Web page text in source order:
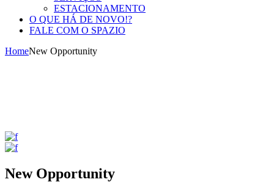
ESTACIONAMENTO
O QUE HÁ DE NOVO!?
FALE COM O SPAZIO
HomeNew Opportunity
New Opportunity